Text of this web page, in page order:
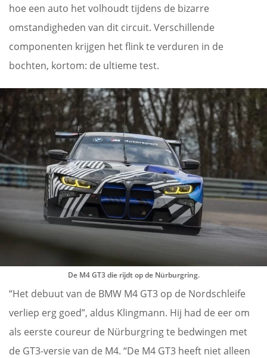
hoe een auto het volhoudt tijdens de bizarre
omstandigheden van dit circuit. Verschillende
componenten krijgen het flink te verduren in de
bochten, kortom: de ultieme test.
De M4 GT3 die rijdt op de Nürburgring.
“Het debuut van de BMW M4 GT3 op de Nordschleife
verliep erg goed”, aldus Klingmann. Hij had de eer om
als eerste coureur de Nürburgring te bedwingen met
de GT3-versie van de M4. “De M4 GT3 heeft niet alleen